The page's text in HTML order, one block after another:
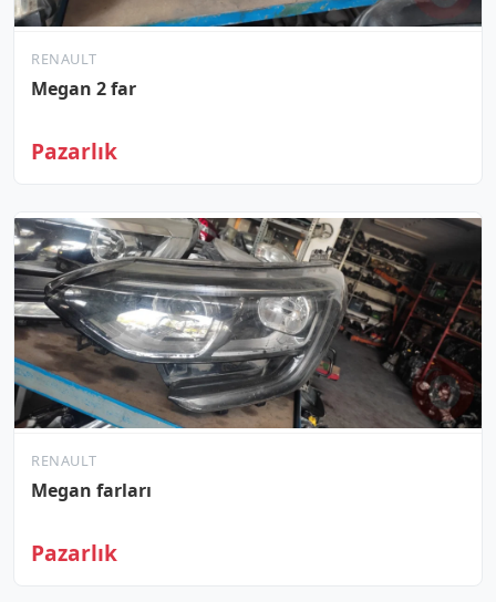
RENAULT
Megan 2 far
Pazarlık
RENAULT
Megan farları
Pazarlık